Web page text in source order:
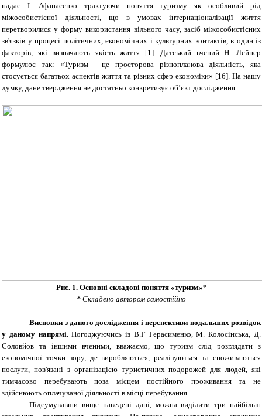
надає І. Афанасенко трактуючи поняття туризму як особливий рід
міжособистісної діяльності, що в умовах інтернаціоналізації життя
перетворилися у форму використання вільного часу, засіб міжособистісних
зв'язків у процесі політичних, економічних і культурних контактів, в один із
факторів, які визначають якість життя [1]. Датський вчений Н. Лейпер
формулює так: «Туризм - це просторова різнопланова діяльність, яка
стосується багатьох аспектів життя та різних сфер економіки» [16]. На нашу
думку, дане твердження не достатньо конкретизує об’єкт дослідження.
Рис. 1. Основні складові поняття «туризм»*
* Складено автором самостійно
Висновки з даного дослідження і перспективи подальших розвідок
у даному напрямі. Погоджуючись із В.Г Герасименко, М. Колосінська, Д.
Соловйов та іншими вченими, вважаємо, що туризм слід розглядати з
економічної точки зору, де виробляються, реалізуються та споживаються
послуги, пов'язані з організацією туристичних подорожей для людей, які
тимчасово перебувають поза місцем постійного проживання та не
здійснюють оплачуваної діяльності в місці перебування.
Підсумувавши вище наведені дані, можна виділити три найбільш